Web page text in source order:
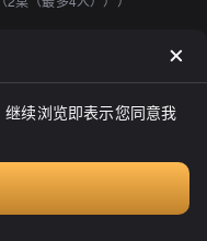
位、有榻榻米区域、有掘地式
续浏览即表示您同意我